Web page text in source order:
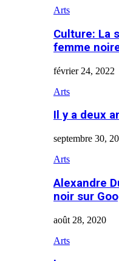
Arts
Culture: La
femme
février 24, 2022
Arts
Il y a deux
septembre 30,
Arts
Alexandre
noir sur
août 28, 2020
Arts